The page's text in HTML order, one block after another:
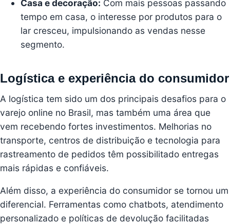
Casa e decoração: Com mais pessoas passando
tempo em casa, o interesse por produtos para o
lar cresceu, impulsionando as vendas nesse
segmento.
Logística e experiência do consumidor
A logística tem sido um dos principais desafios para o
varejo online no Brasil, mas também uma área que
vem recebendo fortes investimentos. Melhorias no
transporte, centros de distribuição e tecnologia para
rastreamento de pedidos têm possibilitado entregas
mais rápidas e confiáveis.
Além disso, a experiência do consumidor se tornou um
diferencial. Ferramentas como chatbots, atendimento
personalizado e políticas de devolução facilitadas